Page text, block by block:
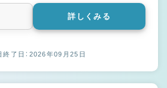
詳しくみる
終了日：2026年09月25日